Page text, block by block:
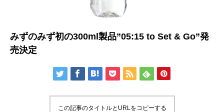
みずのみず初の300ml製品”05:15 to Set & Go”発
売決定
この記事のタイトルとURLをコピーする